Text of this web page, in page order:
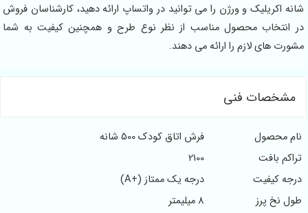
اکریلیک و ورژن را می توانید در واتساپ ارائه دهید، کارشناسان فروش
محصول مناسب از نظر نوع طرح و همچنین کیفیت به شما
های لازم را ارائه می دهند.
فنی
محصول
فرش اتاق کودک 500 شانه
بافت
کیفیت
درجه یک ممتاز (+A)
نخ پرز